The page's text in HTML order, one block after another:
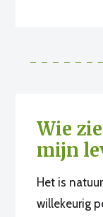
Wie
mijn
Het is
willekeurig